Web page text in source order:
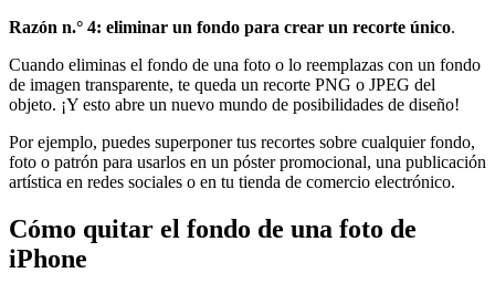
Razón n.° 4: eliminar un fondo para crear un recorte único.
Cuando eliminas el fondo de una foto o lo reemplazas con un fondo
de imagen transparente, te queda un recorte PNG o JPEG del
objeto. ¡Y esto abre un nuevo mundo de posibilidades de diseño!
Por ejemplo, puedes superponer tus recortes sobre cualquier fondo,
foto o patrón para usarlos en un póster promocional, una publicación
artística en redes sociales o en tu tienda de comercio electrónico.
Cómo quitar el fondo de una foto de
iPhone